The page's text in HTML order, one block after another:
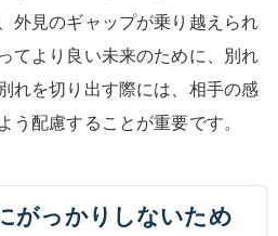
外見のギャップが乗り越えられ
てより良い未来のために、別れ
れを切り出す際には、相手の感
う配慮することが重要です。
がっかりしないため